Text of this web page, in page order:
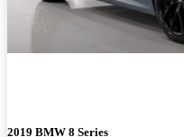
2019 BMW 8 Series